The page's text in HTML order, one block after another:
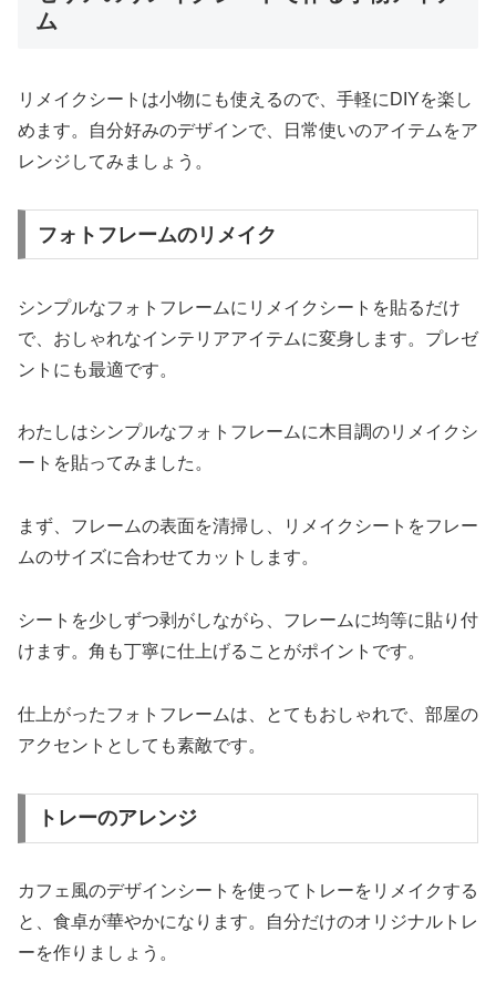
ム
リメイクシートは小物にも使えるので、手軽にDIYを楽し
めます。自分好みのデザインで、日常使いのアイテムをア
レンジしてみましょう。
フォトフレームのリメイク
シンプルなフォトフレームにリメイクシートを貼るだけ
で、おしゃれなインテリアアイテムに変身します。プレゼ
ントにも最適です。
わたしはシンプルなフォトフレームに木目調のリメイクシ
ートを貼ってみました。
まず、フレームの表面を清掃し、リメイクシートをフレー
ムのサイズに合わせてカットします。
シートを少しずつ剥がしながら、フレームに均等に貼り付
けます。角も丁寧に仕上げることがポイントです。
仕上がったフォトフレームは、とてもおしゃれで、部屋の
アクセントとしても素敵です。
トレーのアレンジ
カフェ風のデザインシートを使ってトレーをリメイクする
と、食卓が華やかになります。自分だけのオリジナルトレ
ーを作りましょう。